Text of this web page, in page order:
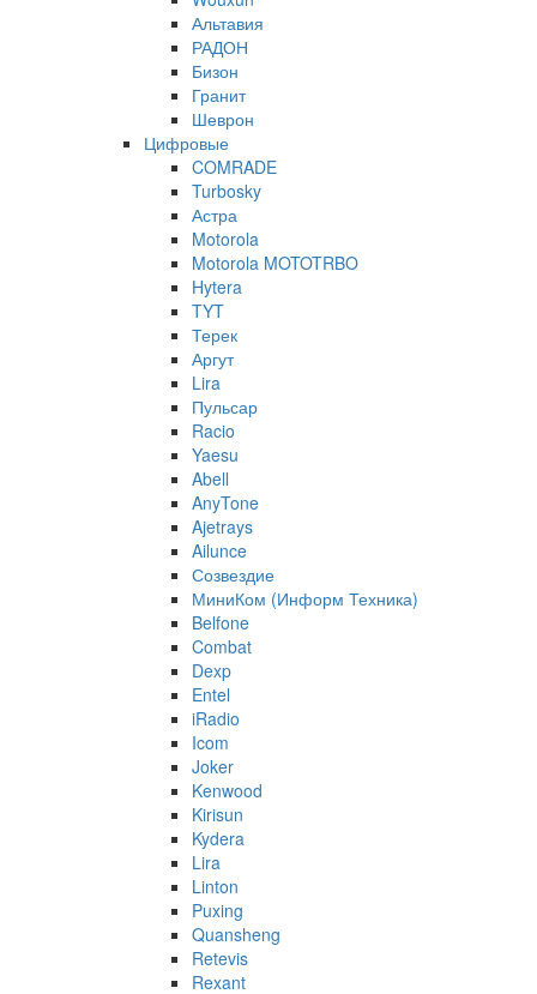
Альтавия
РАДОН
Бизон
Гранит
Шеврон
Цифровые
COMRADE
Turbosky
Астра
Motorola
Motorola MOTOTRBO
Hytera
TYT
Терек
Аргут
Lira
Пульсар
Racio
Yaesu
Abell
AnyTone
Ajetrays
Ailunce
Созвездие
МиниКом (Информ Техника)
Belfone
Combat
Dexp
Entel
iRadio
Icom
Joker
Kenwood
Kirisun
Kydera
Lira
Linton
Puxing
Quansheng
Retevis
Rexant